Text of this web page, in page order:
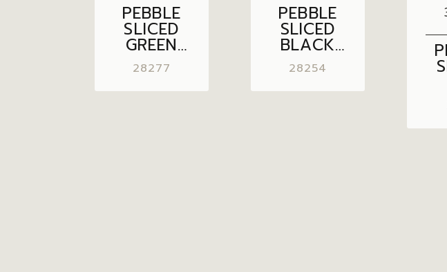
PEBBLE
SLICED
GREEN
30×30
28277
PEBBLE
SLICED
BLACK
30×30
28254